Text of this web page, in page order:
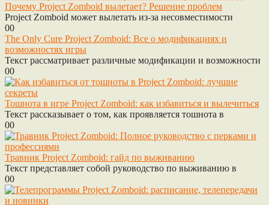
Почему Project Zomboid вылетает? Решение проблем
Project Zomboid может вылетать из-за несовместимости
00
The Only Cure Project Zomboid: Все о модификациях и
возможностях игры
Текст рассматривает различные модификации и возможности
00
Тошнота в игре Project Zomboid: как избавиться и вылечиться
Текст рассказывает о том, как проявляется тошнота в
00
Травник Project Zomboid: гайд по выживанию
Текст представляет собой руководство по выживанию в
00